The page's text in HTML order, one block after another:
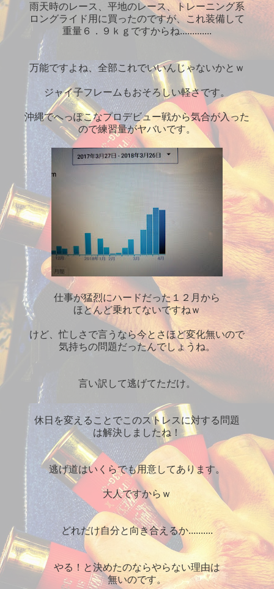
雨天時のレース、平地のレース、トレーニング系
ロングライド用に買ったのですが、これ装備して
重量６．９ｋｇですからね.............
万能ですよね、全部これでいいんじゃないかとｗ
ジャイ子フレームもおそろしい軽さです。
沖縄でへっぽこなプロデビュー戦から気合が入った
ので練習量がヤバいです。
仕事が猛烈にハードだった１２月から
ほとんど乗れてないですねｗ
けど、忙しさで言うなら今とさほど変化無いので
気持ちの問題だったんでしょうね。
言い訳して逃げてただけ。
休日を変えることでこのストレスに対する問題
は解決しましたね！
逃げ道はいくらでも用意してあります。
大人ですからｗ
どれだけ自分と向き合えるか..........
やる！と決めたのならやらない理由は
無いのです。